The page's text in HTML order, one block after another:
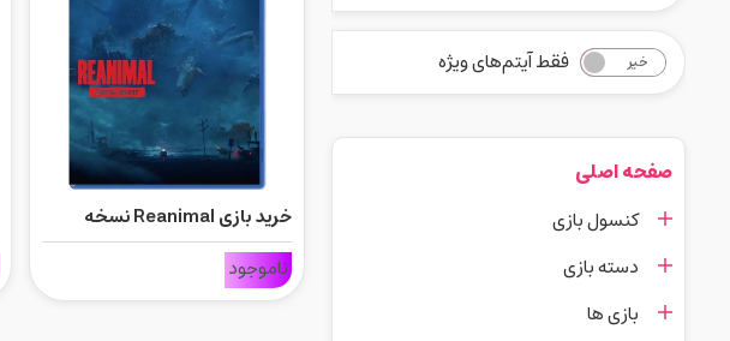
بله خیر فقط آیتم‌های ویژه
صفحه اصلی
کنسول بازی
دسته بازی
بازی ها
خرید بازی Reanimal نسخه
Delux Edition برای Ps5
ناموجود